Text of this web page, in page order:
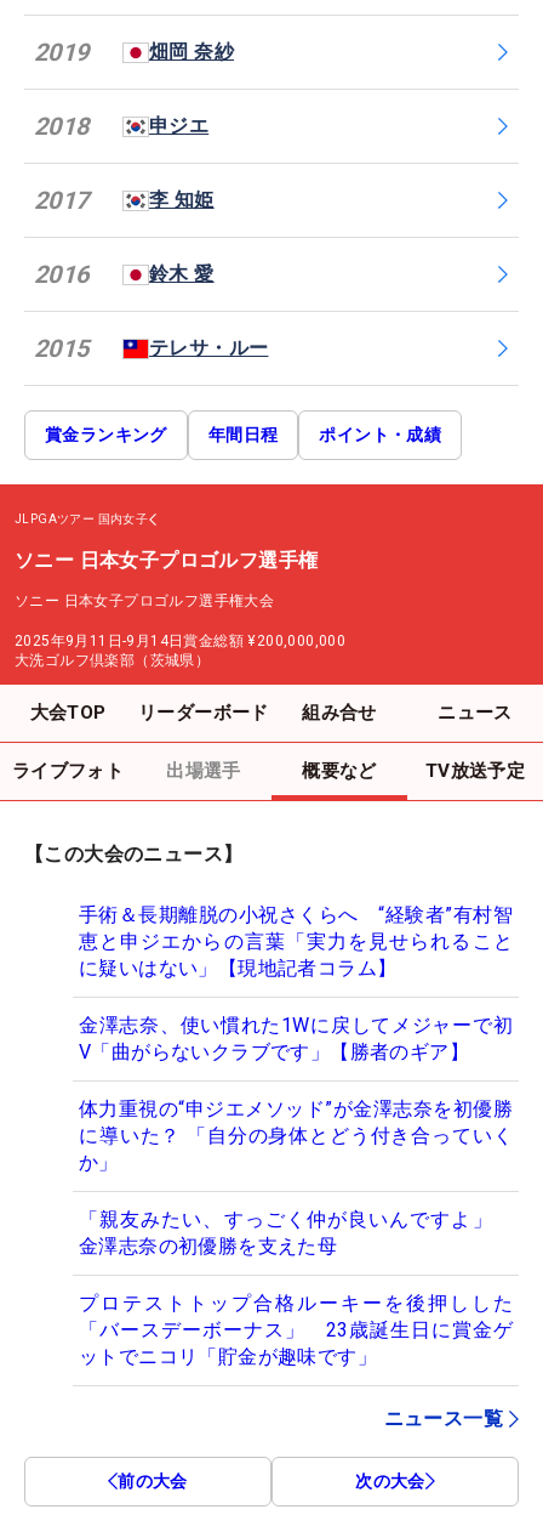
2019 畑岡 奈紗
2018 申ジエ
2017 李 知姫
2016 鈴木 愛
2015 テレサ・ルー
賞金ランキング 年間日程 ポイント・成績
JLPGAツアー 国内女子
ソニー 日本女子プロゴルフ選手権
ソニー 日本女子プロゴルフ選手権大会
2025年9月11日-9月14日賞金総額 ¥200,000,000
大洗ゴルフ倶楽部（茨城県）
大会TOP リーダーボード 組み合せ ニュース
ライブフォト 出場選手 概要など TV放送予定
【この大会のニュース】
手術＆長期離脱の小祝さくらへ “経験者”有村智
恵と申ジエからの言葉「実力を見せられること
に疑いはない」【現地記者コラム】
金澤志奈、使い慣れた1Wに戻してメジャーで初
V「曲がらないクラブです」【勝者のギア】
体力重視の“申ジエメソッド”が金澤志奈を初優勝
に導いた？ 「自分の身体とどう付き合っていく
か」
「親友みたい、すっごく仲が良いんですよ」
金澤志奈の初優勝を支えた母
プロテストトップ合格ルーキーを後押しした
「バースデーボーナス」 23歳誕生日に賞金ゲ
ットでニコリ「貯金が趣味です」
ニュース一覧
前の大会 次の大会